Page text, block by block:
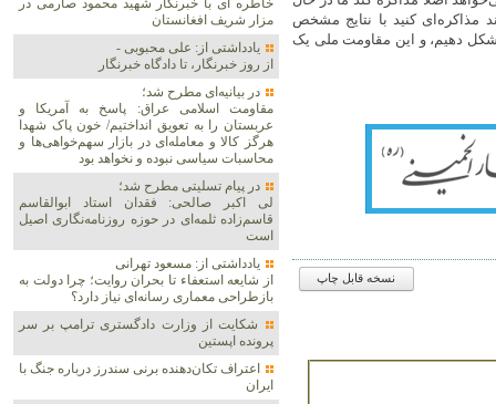
مذاکره‌ای کنید با نتایج مشخص
شکل دهیم، و این مقاومت ملی یک
نسخه قابل چاپ
خاطره ای با خبرنگار شهید محمود صارمی در
مزار شریف افغانستان
یادداشتی از: علی محبوبی -
از روز خبرنگار، تا دادگاه خبرنگار
در بیانیه‌ای مطرح شد؛
مقاومت اسلامی عراق: پاسخ به آمریکا و
عربستان را به تعویق انداختیم/ خون پاک شهدا
هرگز کالا و معامله‌ای در بازار سهم‌خواهی‌ها و
محاسبات سیاسی نبوده و نخواهد بود
در پیام تسلیتی مطرح شد؛
لی اکبر صالحی: فقدان استاد ابوالقاسم
قاسم‌زاده ثلمه‌ای در حوزه روزنامه‌نگاری اصیل
است
یادداشتی از: مسعود تهرانی
از شایعه استعفاء تا بحران روایت؛ چرا دولت به
بازطراحی معماری رسانه‌ای نیاز دارد؟
شکایت از وزارت دادگستری ترامپ بر سر
پرونده اپستین
اعتراف تکان‌دهنده برنی سندرز درباره جنگ با
ایران